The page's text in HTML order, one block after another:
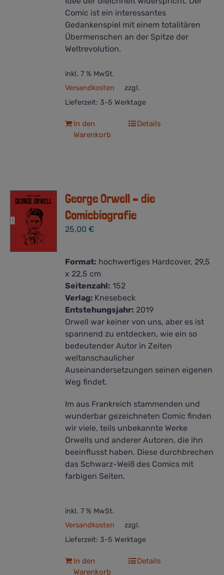
Comic ist ein interessantes
Gedankenspiel mit einem totalitären
Übermenschen an der Spitze der
Weltrevolution.
inkl. 7 % MwSt.
zzgl.
Versandkosten
Lieferzeit: 3-5 Werktage
In den
Warenkorb
Details
George Orwell – die
Comicbiografie
25,00€
Format: hochwertiges Hardcover, 29,5
x 22,5 cm
Seitenzahl: 152
Verlag: Knesebeck
Entstehungsjahr: 2019
Orwell war keiner von uns, aber es ist
spannend zu entdecken, wie ein so
bedeutender Autor in Zeiten
weltanschaulicher
Auseinandersetzungen seinen eigenen
Weg findet.
Im aus Frankreich stammenden und
wunderbar gezeichneten Comic finden
wir viele, teils unbekannte Werke
Orwells und anderer Autoren, die ihn
beeinflusst haben. Diese durchbrechen
das Schwarz-Weiß des Comics mit
farbigen Seiten.
inkl. 7 % MwSt.
zzgl.
Versandkosten
Lieferzeit: 3-5 Werktage
In den
Warenkorb
Details